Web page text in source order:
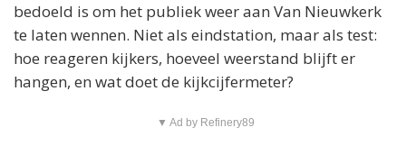
bedoeld is om het publiek weer aan Van Nieuwkerk
te laten wennen. Niet als eindstation, maar als test:
hoe reageren kijkers, hoeveel weerstand blijft er
hangen, en wat doet de kijkcijfermeter?
▼ Ad by Refinery89